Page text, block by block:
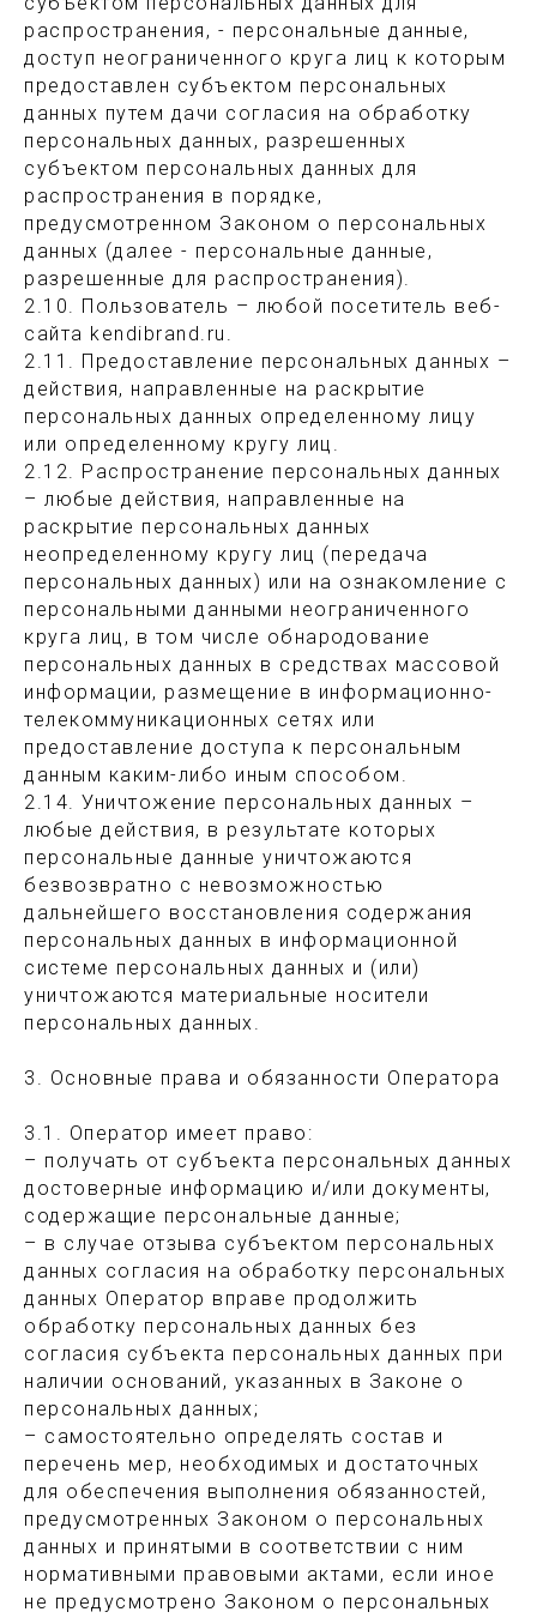
распространения, - персональные данные,
доступ неограниченного круга лиц к которым
предоставлен субъектом персональных
данных путем дачи согласия на обработку
персональных данных, разрешенных
субъектом персональных данных для
распространения в порядке,
предусмотренном Законом о персональных
данных (далее - персональные данные,
разрешенные для распространения).
2.10. Пользователь – любой посетитель веб-
сайта kendibrand.ru.
2.11. Предоставление персональных данных –
действия, направленные на раскрытие
персональных данных определенному лицу
или определенному кругу лиц.
2.12. Распространение персональных данных
– любые действия, направленные на
раскрытие персональных данных
неопределенному кругу лиц (передача
персональных данных) или на ознакомление с
персональными данными неограниченного
круга лиц, в том числе обнародование
персональных данных в средствах массовой
информации, размещение в информационно-
телекоммуникационных сетях или
предоставление доступа к персональным
данным каким-либо иным способом.
2.14. Уничтожение персональных данных –
любые действия, в результате которых
персональные данные уничтожаются
безвозвратно с невозможностью
дальнейшего восстановления содержания
персональных данных в информационной
системе персональных данных и (или)
уничтожаются материальные носители
персональных данных.
3. Основные права и обязанности Оператора
3.1. Оператор имеет право:
– получать от субъекта персональных данных
достоверные информацию и/или документы,
содержащие персональные данные;
– в случае отзыва субъектом персональных
данных согласия на обработку персональных
данных Оператор вправе продолжить
обработку персональных данных без
согласия субъекта персональных данных при
наличии оснований, указанных в Законе о
персональных данных;
– самостоятельно определять состав и
перечень мер, необходимых и достаточных
для обеспечения выполнения обязанностей,
предусмотренных Законом о персональных
данных и принятыми в соответствии с ним
нормативными правовыми актами, если иное
не предусмотрено Законом о персональных